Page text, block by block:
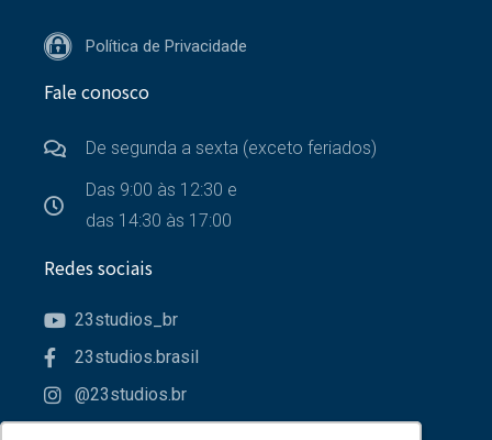
Política de Privacidade
Fale conosco
De segunda a sexta (exceto feriados)
Das 9:00 às 12:30 e
das 14:30 às 17:00
Redes sociais
23studios_br
23studios.brasil
@23studios.br